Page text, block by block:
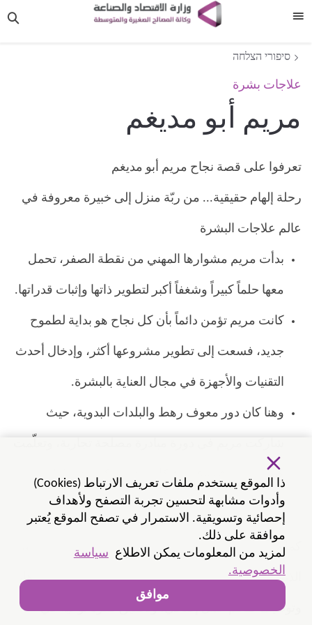
סיפורי הצלחה
علاجات بشرة
مريم أبو مديغم
تعرفوا على قصة نجاح مريم أبو مديغم
رحلة إلهام حقيقية... من ربّة منزل إلى خبيرة معروفة في
عالم علاجات البشرة
بدأت مريم مشوارها المهني من نقطة الصفر، تحمل
معها حلماً كبيراً وشغفاً أكبر لتطوير ذاتها وإثبات قدراتها.
كانت مريم تؤمن دائماً بأن كل نجاح هو بداية لطموح
جديد، فسعت إلى تطوير مشروعها أكثر، وإدخال أحدث
التقنيات والأجهزة في مجال العناية بالبشرة.
وهنا كان دور معوف رهط والبلدات البدوية، حيث
كيف تدير مشروعها بشكل مهني، وكيف تخطط
لتوسيعه وتطويره.
كما حصلت على استشارات مهنية من مستشاري معوف،
الذين قدّموا لها الأدوات والمعرفة اللازمة لتوسيع مركزها،
وتوظيف طاقم عمل إضافي، وتحقيق قفزة نوعية في
ذا الموقع يستخدم ملفات تعريف الارتباط (Cookies)
وأدوات مشابهة لتحسين تجربة التصفح ولأهداف
إحصائية وتسويقية. الاستمرار في تصفح الموقع يُعتبر
موافقة على ذلك.
لمزيد من المعلومات يمكن الاطلاع سياسة
الخصوصية.
موافق